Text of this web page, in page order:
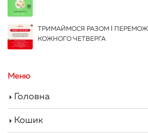
ТРИМАЙМОСЯ РАЗОМ І
КОЖНОГО ЧЕТВЕРГА
Меню
Головна
Кошик